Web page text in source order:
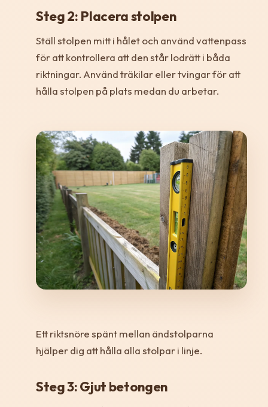
Steg 2: Placera stolpen
Ställ stolpen mitt i hålet och använd vattenpass
för att kontrollera att den står lodrätt i båda
riktningar. Använd träkilar eller tvingar för att
hålla stolpen på plats medan du arbetar.
Ett riktsnöre spänt mellan ändstolparna
hjälper dig att hålla alla stolpar i linje.
Steg 3: Gjut betongen